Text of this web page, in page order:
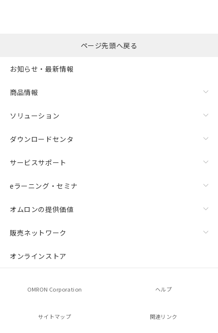
ページ先頭へ戻る
お知らせ・最新情報
商品情報
ソリューション
ダウンロードセンタ
サービスサポート
eラーニング・セミナ
オムロンの提供価値
販売ネットワーク
オンラインストア
OMRON Corporation ヘルプ
サイトマップ 関連リンク